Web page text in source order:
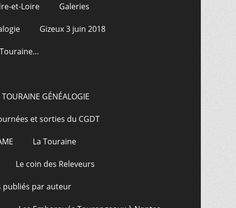
et-Loire Galeries
Gizeux 3 juin 2018
GÉNÉALOGIE
et sorties du CGDT
La Touraine
Le coin des Releveurs
publiés par auteur